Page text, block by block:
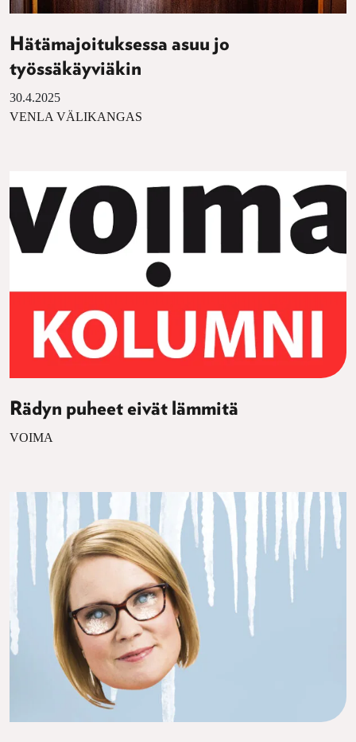
Hätämajoituksessa asuu jo
työssäkäyviäkin
30.4.2025
VENLA VÄLIKANGAS
Rädyn puheet eivät lämmitä
VOIMA